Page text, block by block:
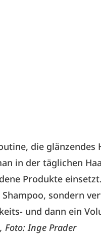
die glänzendes
in der täglichen
Produkte
sondern
und dann ein
Foto: Inge Prader